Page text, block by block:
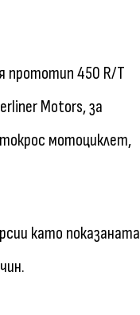
прототип 450 R/T
Motors, за
мотоциклет,
като показаната